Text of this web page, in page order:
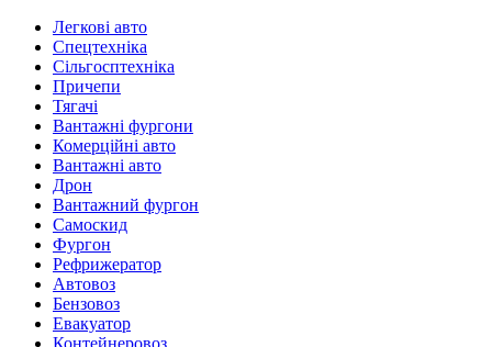
Легкові авто
Спецтехніка
Сільгосптехніка
Причепи
Тягачі
Вантажні фургони
Комерційні авто
Вантажні авто
Дрон
Вантажний фургон
Самоскид
Фургон
Рефрижератор
Автовоз
Бензовоз
Евакуатор
Контейнеровоз